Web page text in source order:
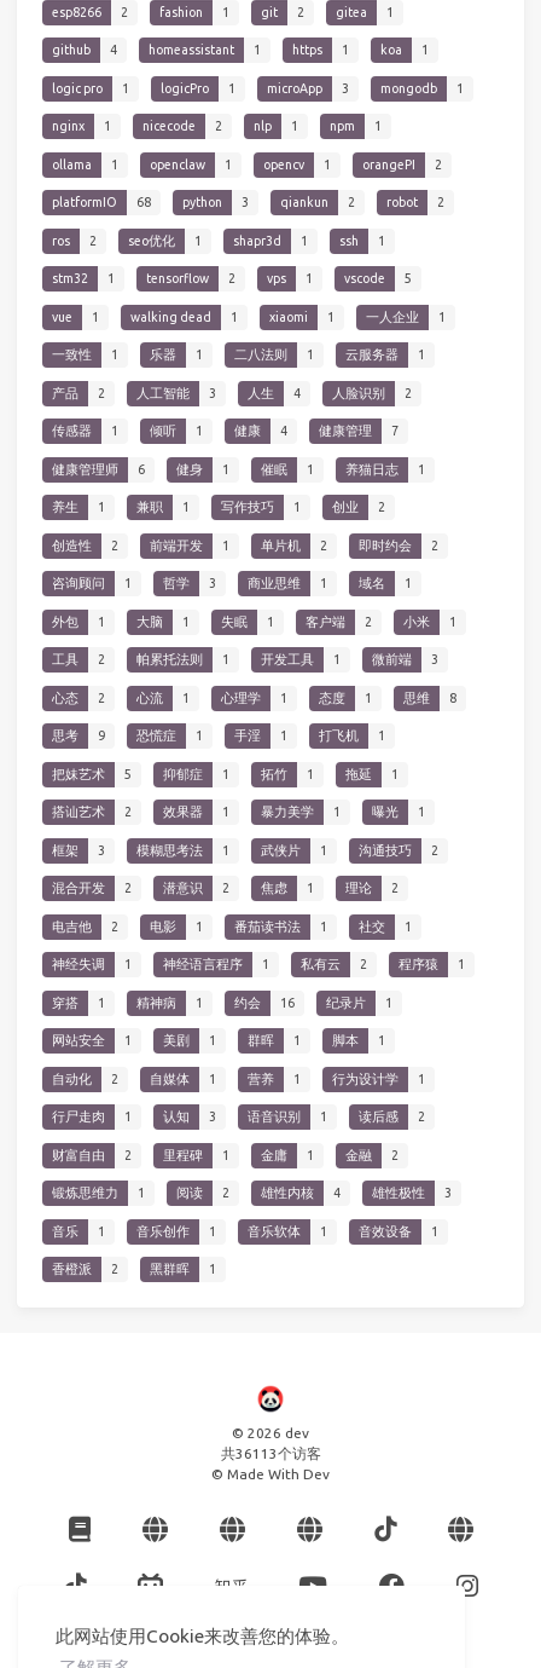
此网站使用Cookie来改善您的体验。
esp8266 2 fashion 1 git 2 gitea 1
github 4 homeassistant 1 https 1 koa 1
logic pro 1 logicPro 1 microApp 3 mongodb 1
nginx 1 nicecode 2 nlp 1 npm 1
ollama 1 openclaw 1 opencv 1 orangePI 2
platformIO 68 python 3 qiankun 2 robot 2
ros 2 seo优化 1 shapr3d 1 ssh 1
stm32 1 tensorflow 2 vps 1 vscode 5
vue 1 walking dead 1 xiaomi 1 一人企业 1
一致性 1 乐器 1 二八法则 1 云服务器 1
产品 2 人工智能 3 人生 4 人脸识别 2
传感器 1 倾听 1 健康 4 健康管理 7
健康管理师 6 健身 1 催眠 1 养猫日志 1
养生 1 兼职 1 写作技巧 1 创业 2
创造性 2 前端开发 1 单片机 2 即时约会 2
咨询顾问 1 哲学 3 商业思维 1 域名 1
外包 1 大脑 1 失眠 1 客户端 2 小米 1
工具 2 帕累托法则 1 开发工具 1 微前端 3
心态 2 心流 1 心理学 1 态度 1 思维 8
思考 9 恐慌症 1 手淫 1 打飞机 1
把妹艺术 5 抑郁症 1 拓竹 1 拖延 1
搭讪艺术 2 效果器 1 暴力美学 1 曝光 1
框架 3 模糊思考法 1 武侠片 1 沟通技巧 2
混合开发 2 潜意识 2 焦虑 1 理论 2
电吉他 2 电影 1 番茄读书法 1 社交 1
神经失调 1 神经语言程序 1 私有云 2 程序猿 1
穿搭 1 精神病 1 约会 16 纪录片 1
网站安全 1 美剧 1 群晖 1 脚本 1
自动化 2 自媒体 1 营养 1 行为设计学 1
行尸走肉 1 认知 3 语音识别 1 读后感 2
财富自由 2 里程碑 1 金庸 1 金融 2
锻炼思维力 1 阅读 2 雄性内核 4 雄性极性 3
音乐 1 音乐创作 1 音乐软体 1 音效设备 1
香橙派 2 黑群晖 1
© 2026 dev
共36113个访客
© Made With Dev